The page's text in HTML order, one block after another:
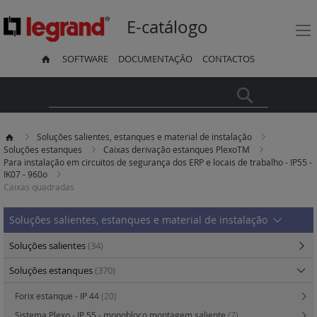
E-catálogo
SOFTWARE DOCUMENTAÇÃO CONTACTOS
Soluções salientes, estanques e material de instalação
Soluções estanques
Caixas derivação estanques PlexoTM
Para instalação em circuitos de segurança dos ERP e locais de trabalho - IP55 -
IK07 - 960o
Caixas quadradas
Soluções salientes, estanques e material de instalação
Soluções salientes(34)
Soluções estanques(370)
Forix estanque - IP 44(20)